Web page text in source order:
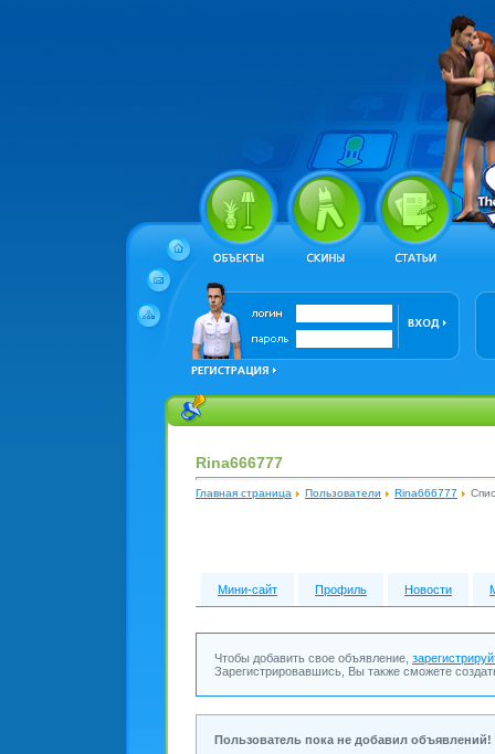
Rina666777
Главная страница Пользователи Rina666777
Мини-сайт Профиль Новости
Чтобы добавить свое объявление,
Зарегистрировавшись, Вы также сможете
Пользователь пока не добавил объявлений!